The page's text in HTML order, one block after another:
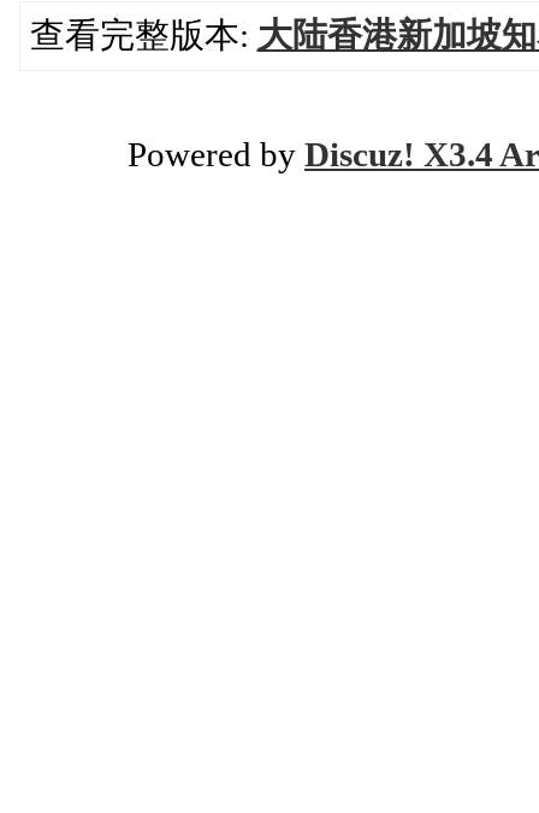
查看完整版本: 大陆香港新加坡
Powered by Discuz! X3.4